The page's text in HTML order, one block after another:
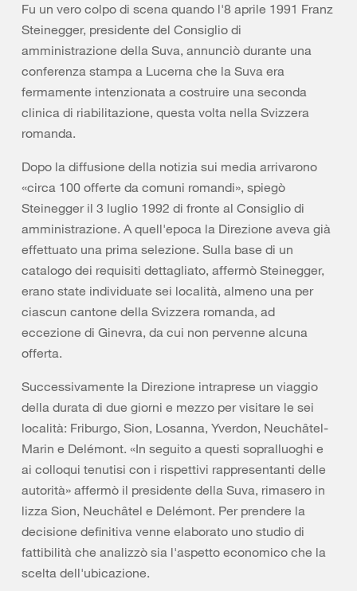
Fu un vero colpo di scena quando l'8 aprile 1991 Franz
Steinegger, presidente del Consiglio di
amministrazione della Suva, annunciò durante una
conferenza stampa a Lucerna che la Suva era
fermamente intenzionata a costruire una seconda
clinica di riabilitazione, questa volta nella Svizzera
romanda.
Dopo la diffusione della notizia sui media arrivarono
«circa 100 offerte da comuni romandi», spiegò
Steinegger il 3 luglio 1992 di fronte al Consiglio di
amministrazione. A quell'epoca la Direzione aveva già
effettuato una prima selezione. Sulla base di un
catalogo dei requisiti dettagliato, affermò Steinegger,
erano state individuate sei località, almeno una per
ciascun cantone della Svizzera romanda, ad
eccezione di Ginevra, da cui non pervenne alcuna
offerta.
Successivamente la Direzione intraprese un viaggio
della durata di due giorni e mezzo per visitare le sei
località: Friburgo, Sion, Losanna, Yverdon, Neuchâtel-
Marin e Delémont. «In seguito a questi sopralluoghi e
ai colloqui tenutisi con i rispettivi rappresentanti delle
autorità» affermò il presidente della Suva, rimasero in
lizza Sion, Neuchâtel e Delémont. Per prendere la
decisione definitiva venne elaborato uno studio di
fattibilità che analizzò sia l'aspetto economico che la
scelta dell'ubicazione.